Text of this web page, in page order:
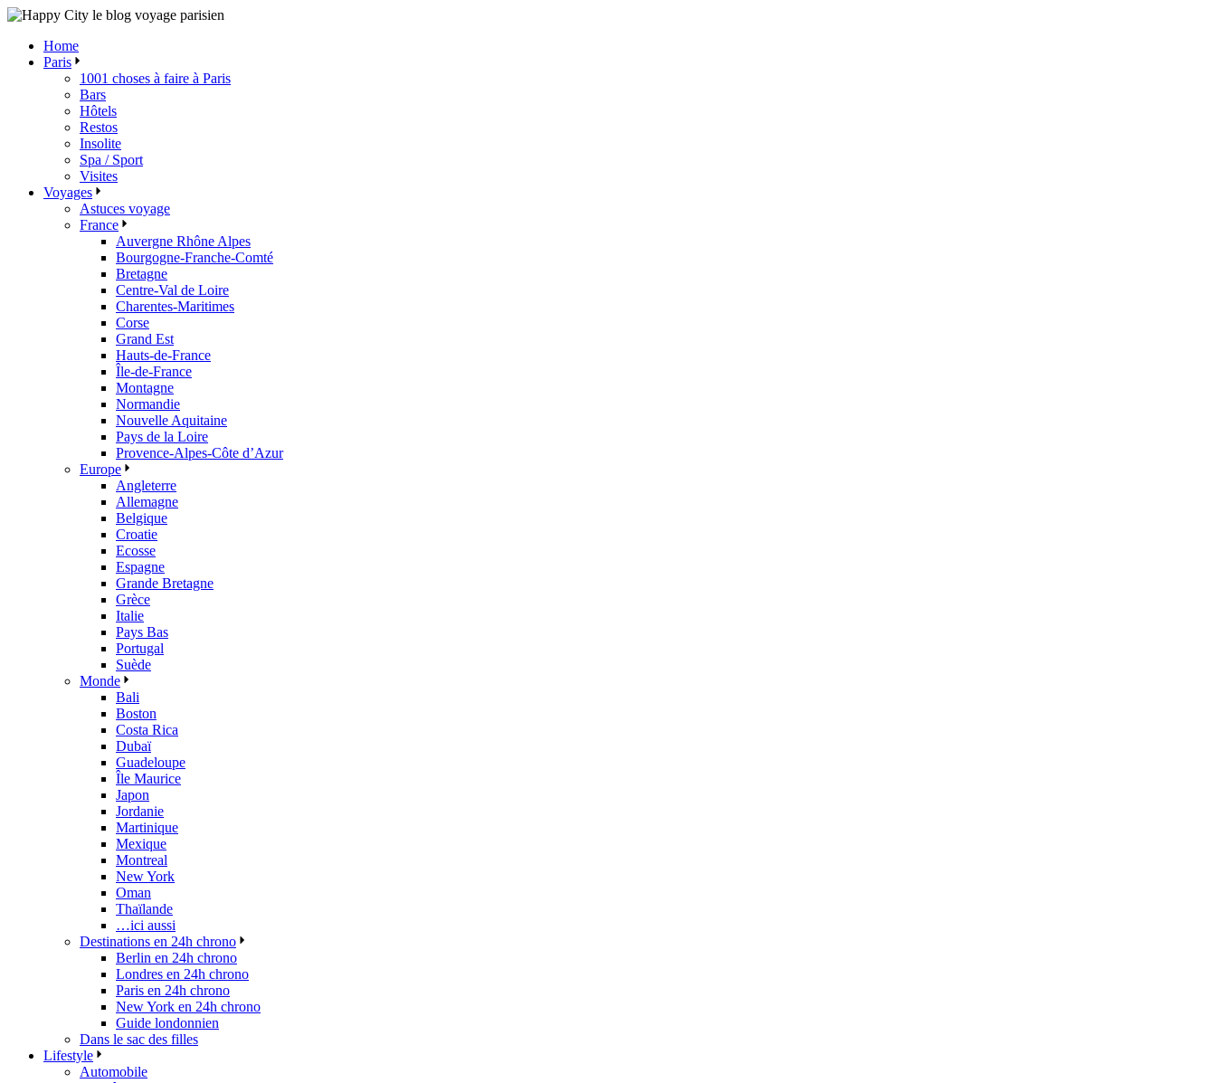
Skip
content
Home
Paris
1001 choses à faire à Paris
Bars
Hôtels
Restos
Insolite
Spa / Sport
Visites
Voyages
Astuces voyage
France
Auvergne Rhône Alpes
Bourgogne-Franche-Comté
Bretagne
Centre-Val de Loire
Charentes-Maritimes
Corse
Grand Est
Hauts-de-France
Île-de-France
Montagne
Normandie
Nouvelle Aquitaine
Pays de la Loire
Provence-Alpes-Côte d’Azur
Europe
Angleterre
Allemagne
Belgique
Croatie
Ecosse
Espagne
Grande Bretagne
Grèce
Italie
Pays Bas
Portugal
Suède
Monde
Bali
Boston
Costa Rica
Dubaï
Guadeloupe
Île Maurice
Japon
Jordanie
Martinique
Mexique
Montreal
New York
Oman
Thaïlande
…ici aussi
Destinations en 24h chrono
Berlin en 24h chrono
Londres en 24h chrono
Paris en 24h chrono
New York en 24h chrono
Guide londonnien
Dans le sac des filles
Lifestyle
Automobile